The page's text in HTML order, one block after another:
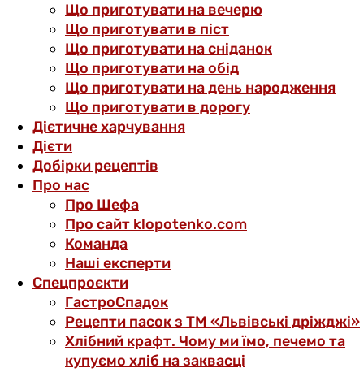
Що приготувати на вечерю
Що приготувати в піст
Що приготувати на сніданок
Що приготувати на обід
Що приготувати на день народження
Що приготувати в дорогу
Дієтичне харчування
Дієти
Добірки рецептів
Про нас
Про Шефа
Про сайт klopotenko.com
Команда
Наші експерти
Спецпроєкти
ГастроСпадок
Рецепти пасок з ТМ «Львівські дріжджі»
Хлібний крафт. Чому ми їмо, печемо та
купуємо хліб на заквасці